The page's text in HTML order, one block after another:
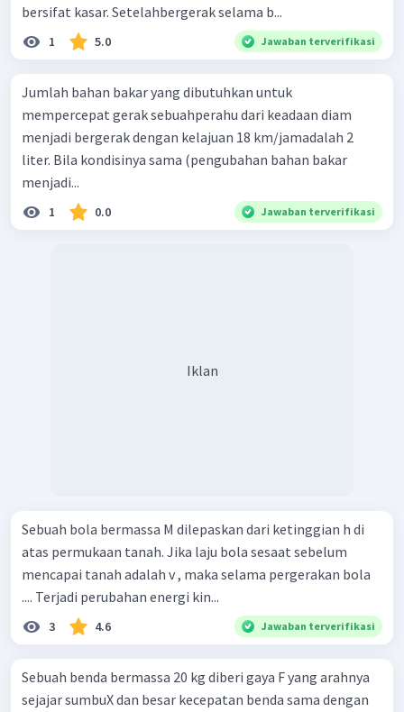
bersifat kasar. Setelahbergerak selama b...
1 5.0 Jawaban terverifikasi
Jumlah bahan bakar yang dibutuhkan untuk
mempercepat gerak sebuahperahu dari keadaan diam
menjadi bergerak dengan kelajuan 18 km/jamadalah 2
liter. Bila kondisinya sama (pengubahan bahan bakar
menjadi...
1 0.0 Jawaban terverifikasi
Iklan
Sebuah bola bermassa M dilepaskan dari ketinggian h di
atas permukaan tanah. Jika laju bola sesaat sebelum
mencapai tanah adalah v , maka selama pergerakan bola
.... Terjadi perubahan energi kin...
3 4.6 Jawaban terverifikasi
Sebuah benda bermassa 20 kg diberi gaya F yang arahnya
sejajar sumbuX dan besar kecepatan benda sama dengan